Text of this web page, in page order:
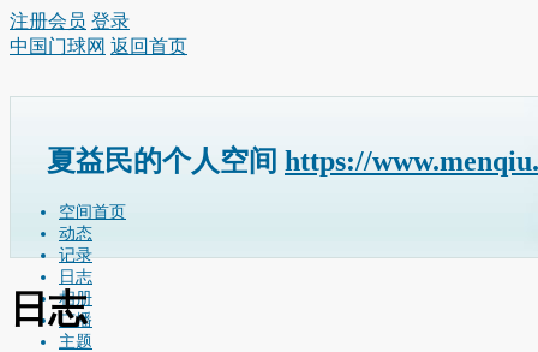
注册会员 登录
中国门球网 返回首页
夏益民的个人空间 https://
空间首页
动态
记录
日志
相册
广播
主题
日志